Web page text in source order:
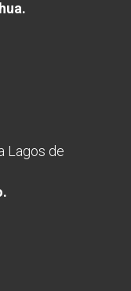
Lagos de